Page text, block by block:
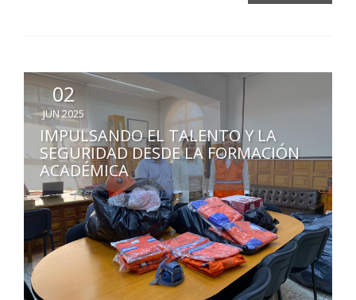
02
JUN 2025
IMPULSANDO EL TALENTO Y LA
SEGURIDAD DESDE LA FORMACIÓN
ACADÉMICA